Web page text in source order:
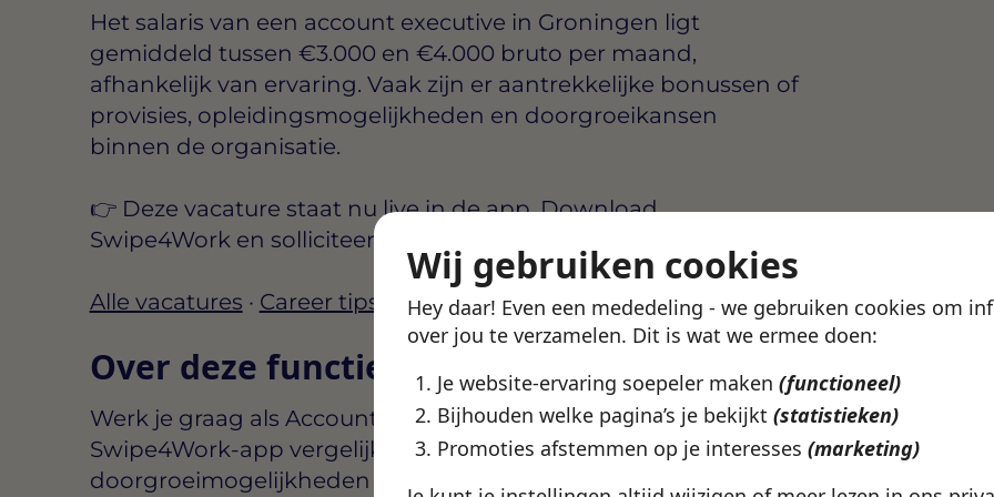
Wij gebruiken cookies
Hey daar! Even een mededeling - we gebruiken cookies om
over jou te verzamelen. Dit is wat we ermee doen:
Je website-ervaring soepeler maken (functioneel)
Bijhouden welke pagina’s je bekijkt (statistieken)
Promoties afstemmen op je interesses (marketing)
Het salaris van een account executive in Groningen ligt
gemiddeld tussen €3.000 en €4.000 bruto per maand,
afhankelijk van ervaring. Vaak zijn er aantrekkelijke bonussen of
provisies, opleidingsmogelijkheden en doorgroeikansen
binnen de organisatie.
👉 Deze vacature staat nu live in de app.Download
Swipe4Worken solliciteer in 2 minuten, zonder cv!
Alle vacatures · Career tips
Over deze functie
Werk je graag als Account Executive in Groningen? In de
Swipe4Work-app vergelijk je voorwaarden, werkgevers en
doorgroeimogelijkheden zodat je snel ziet wat bij je past.